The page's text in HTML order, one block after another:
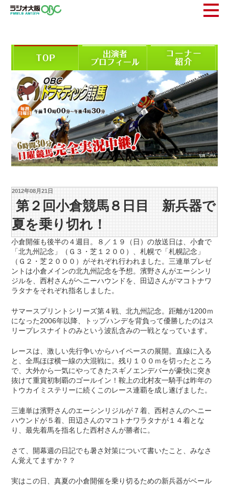
2012年08月21日
第２回小倉競馬８日目 新兵器で
夏を乗り切れ！
小倉開催も後半の４週目。８／１９（日）の放送日は、小倉で
「北九州記念」（Ｇ３・芝１２００）、札幌で「札幌記念」
（Ｇ２・芝２０００）がそれぞれ行われました。三連単プレゼ
ントは小倉メインの北九州記念を予想。濱野さんがエーシンリ
ジルを、西村さんがヘニーハウンドを、田辺さんがマコトナワ
ラタナをそれぞれ指名しました。
サマースプリントシリーズ第４戦、北九州記念。距離が1200ｍ
になった2006年以降、トップハンデを背負って優勝したのはス
リープレスナイトのみという波乱含みの一戦となっています。
レースは、激しい先行争いからハイペースの展開。直線に入る
と、全馬ほぼ横一線の大混戦に。残り１００ｍを切ったところ
で、大外から一気にやってきたスギノエンデバーが豪快に突き
抜けて重賞初制覇のゴールイン！鞍上の北村友一騎手は昨年の
トウカイミステリーに続くこのレース連覇を成し遂げました。
三連単は濱野さんのエーシンリジルが７着、西村さんのヘニー
ハウンドが５着、田辺さんのマコトナワラタナが１４着とな
り、最先着馬を指名した西村さんが勝者に。
さて、開幕週の日記でも暑さ対策について書いたこと、みなさ
ん覚えてますか？？
実はこの日、真夏の小倉開催を乗り切るための新兵器がベール